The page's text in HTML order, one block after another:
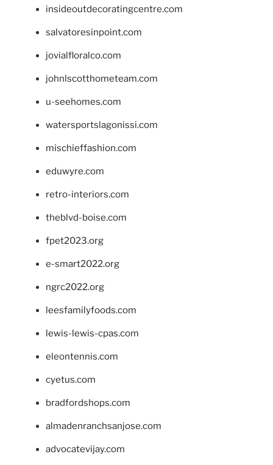
insideoutdecoratingcentre.com
salvatoresinpoint.com
jovialfloralco.com
johnlscotthometeam.com
u-seehomes.com
watersportslagonissi.com
mischieffashion.com
eduwyre.com
retro-interiors.com
theblvd-boise.com
fpet2023.org
e-smart2022.org
ngrc2022.org
leesfamilyfoods.com
lewis-lewis-cpas.com
eleontennis.com
cyetus.com
bradfordshops.com
almadenranchsanjose.com
advocatevijay.com